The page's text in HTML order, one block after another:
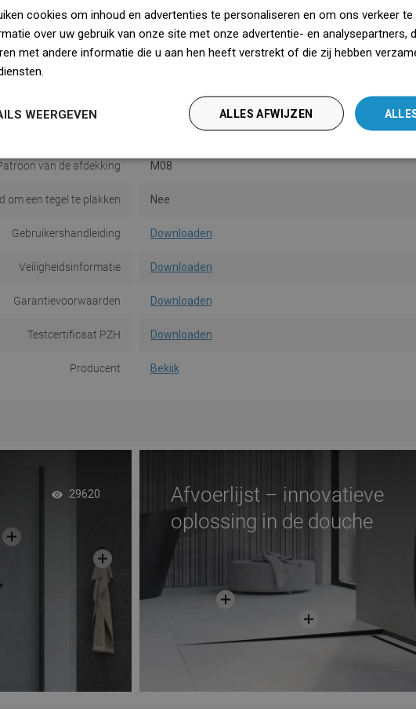
Serie Flat
Bedekking
van de afdekking M08
om een tegel te plakken Nee
Gebruikershandleiding Downloaden
Veiligheidsinformatie Downloaden
Garantievoorwaarden Downloaden
Testcertificaat PZH Downloaden
Producent Bekijk
29620
Afvoerlijst – innovatieve
oplossing in de douche
cookies om inhoud en advertenties te personaliseren en om ons verkeer te
over uw gebruik van onze site met onze advertentie- en analysepartners,
met andere informatie die u aan hen heeft verstrekt of die zij hebben
ALLES AFWIJZEN
WEERGEVEN